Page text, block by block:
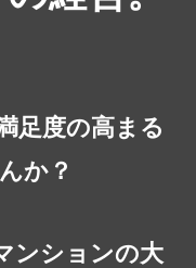
足度の高まる
か？
ンションの大